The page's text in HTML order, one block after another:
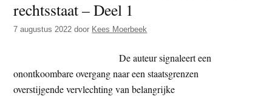
t
e
e
s
e
rechtsstaat – Deel 1
7 augustus 2022 door Kees Moerbeek
De auteur signaleert een
onontkoombare overgang naar een staatsgrenzen
overstijgende vervlechting van belangrijke